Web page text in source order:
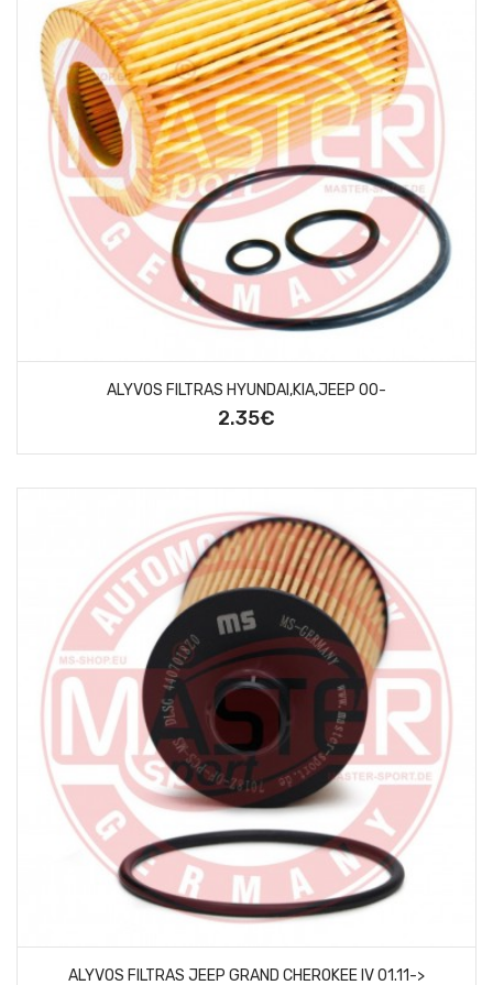
ALYVOS FILTRAS HYUNDAI,KIA,JEEP 00-
2.35€
ALYVOS FILTRAS JEEP GRAND CHEROKEE IV 01.11->